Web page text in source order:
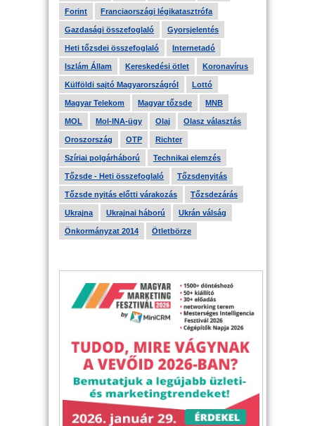
Forint Franciaországi légikatasztrófa
Gazdasági összefoglaló Gyorsjelentés
Heti tőzsdei összefoglaló Internetadó
Iszlám Állam Kereskedési ötlet Koronavírus
Külföldi sajtó Magyarországról Lottó
Magyar Telekom Magyar tőzsde MNB
MOL Mol-INA-ügy Olaj Olasz választás
Oroszország OTP Richter
Szíriai polgárháború Technikai elemzés
Tőzsde - Heti összefoglaló Tőzsdenyitás
Tőzsde nyitás előtti várakozás Tőzsdezárás
Ukrajna Ukrajnai háború Ukrán válság
Önkormányzat 2014 Ötletbörze